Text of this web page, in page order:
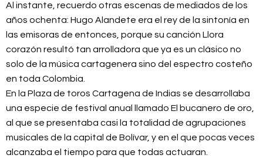
Al instante, recuerdo otras escenas de mediados de los
años ochenta: Hugo Alandete era el rey de la sintonía en
las emisoras de entonces, porque su canción Llora
corazón resultó tan arrolladora que ya es un clásico no
solo de la música cartagenera sino del espectro costeño
en toda Colombia.
En la Plaza de toros Cartagena de Indias se desarrollaba
una especie de festival anual llamado El bucanero de oro,
al que se presentaba casi la totalidad de agrupaciones
musicales de la capital de Bolívar, y en el que pocas veces
alcanzaba el tiempo para que todas actuaran.